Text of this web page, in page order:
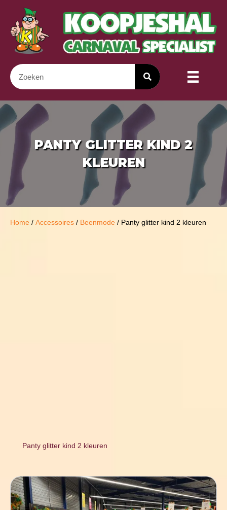
PANTY GLITTER KIND 2
KLEUREN
Home / Accessoires / Beenmode / Panty glitter kind 2 kleuren
Panty glitter kind 2 kleuren